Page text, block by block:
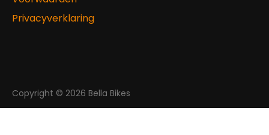
Privacyverklaring
Copyright © 2026 Bella Bikes